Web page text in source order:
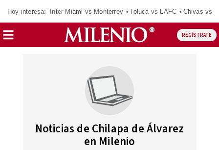
Hoy interesa: Inter Miami vs Monterrey Toluca vs LAFC Chivas vs
REGÍSTRATE
Noticias de Chilapa de Álvarez
en Milenio